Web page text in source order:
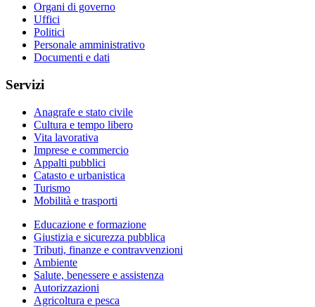
Organi di governo
Uffici
Politici
Personale amministrativo
Documenti e dati
Servizi
Anagrafe e stato civile
Cultura e tempo libero
Vita lavorativa
Imprese e commercio
Appalti pubblici
Catasto e urbanistica
Turismo
Mobilità e trasporti
Educazione e formazione
Giustizia e sicurezza pubblica
Tributi, finanze e contravvenzioni
Ambiente
Salute, benessere e assistenza
Autorizzazioni
Agricoltura e pesca